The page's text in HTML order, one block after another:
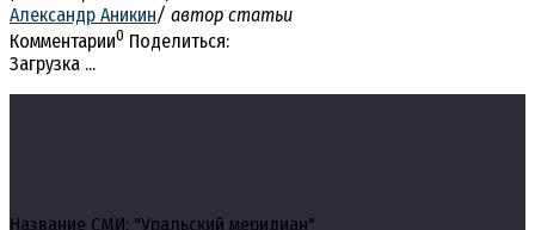
Александр Аникин/ автор статьи
Комментарии0 Поделиться:
Загрузка ...
Название СМИ: "Уральский меридиан"